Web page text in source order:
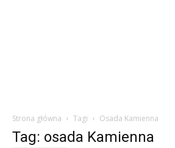
Strona główna Tagi Osada Kamienna
Tag: osada Kamienna